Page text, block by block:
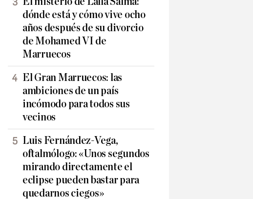
dónde está y cómo vive ocho
años después de su divorcio
de Mohamed VI de
Marruecos
El Gran Marruecos: las
ambiciones de un país
incómodo para todos sus
vecinos
Luis Fernández-Vega,
oftalmólogo: «Unos segundos
mirando directamente el
eclipse pueden bastar para
quedarnos ciegos»